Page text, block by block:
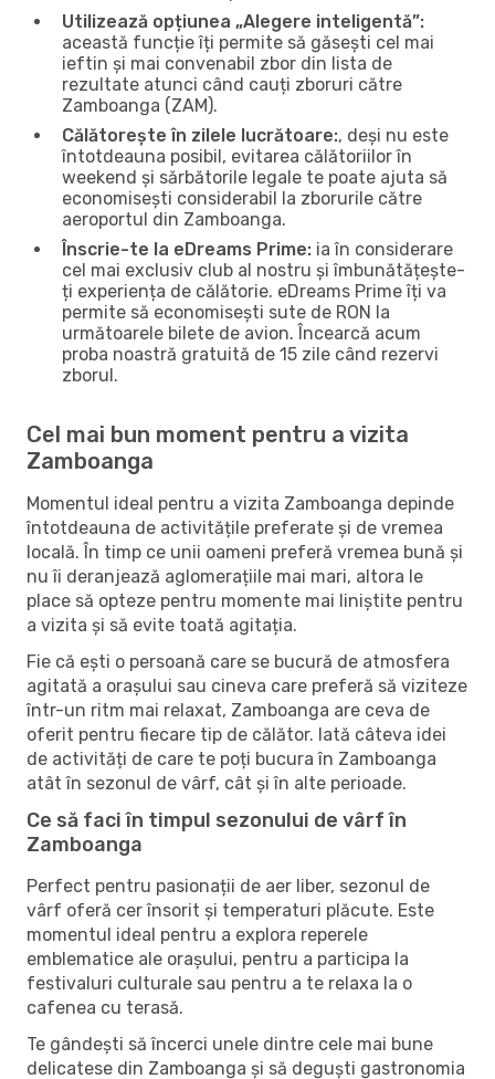
Utilizează opțiunea „Alegere inteligentă”:
această funcție îți permite să găsești cel mai
ieftin și mai convenabil zbor din lista de
rezultate atunci când cauți zboruri către
Zamboanga (ZAM).
Călătorește în zilele lucrătoare:, deși nu este
întotdeauna posibil, evitarea călătoriilor în
weekend și sărbătorile legale te poate ajuta să
economisești considerabil la zborurile către
aeroportul din Zamboanga.
Înscrie-te la eDreams Prime: ia în considerare
cel mai exclusiv club al nostru și îmbunătățește-
ți experiența de călătorie. eDreams Prime îți va
permite să economisești sute de RON la
următoarele bilete de avion. Încearcă acum
proba noastră gratuită de 15 zile când rezervi
zborul.
Cel mai bun moment pentru a vizita
Zamboanga
Momentul ideal pentru a vizita Zamboanga depinde
întotdeauna de activitățile preferate și de vremea
locală. În timp ce unii oameni preferă vremea bună și
nu îi deranjează aglomerațiile mai mari, altora le
place să opteze pentru momente mai liniștite pentru
a vizita și să evite toată agitația.
Fie că ești o persoană care se bucură de atmosfera
agitată a orașului sau cineva care preferă să viziteze
într-un ritm mai relaxat, Zamboanga are ceva de
oferit pentru fiecare tip de călător. Iată câteva idei
de activități de care te poți bucura în Zamboanga
atât în ​​sezonul de vârf, cât și în alte perioade.
Ce să faci în timpul sezonului de vârf în
Zamboanga
Perfect pentru pasionații de aer liber, sezonul de
vârf oferă cer însorit și temperaturi plăcute. Este
momentul ideal pentru a explora reperele
emblematice ale orașului, pentru a participa la
festivaluri culturale sau pentru a te relaxa la o
cafenea cu terasă.
Te gândești să încerci unele dintre cele mai bune
delicatese din Zamboanga și să deguști gastronomia